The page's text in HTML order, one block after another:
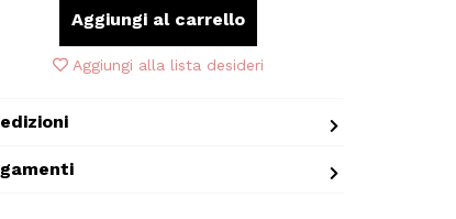
Aggiungi al carrello
Aggiungi alla lista desideri